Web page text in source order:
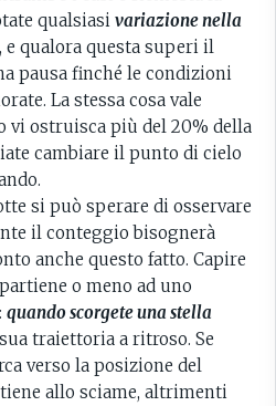
qualsiasi variazione nella
, e qualora questa superi il
pausa finché le condizioni
La stessa cosa vale
vi ostruisca più del 20% della
cambiare il punto di cielo
si può sperare di osservare
il conteggio bisognerà
anche questo fatto. Capire
o meno ad uno
quando scorgete una stella
traiettoria a ritroso. Se
verso la posizione del
allo sciame, altrimenti